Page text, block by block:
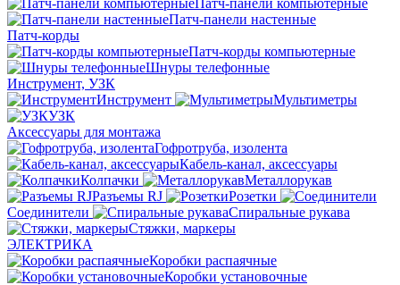
Патч-панели настенные
Патч-корды
Патч-корды компьютерные
Шнуры телефонные
Инструмент, УЗК
Инструмент
Мультиметры
УЗК
Аксессуары для монтажа
Гофротруба, изолента
Кабель-канал, аксессуары
Колпачки
Металлорукав
Разъемы RJ
Розетки
Соединители
Спиральные рукава
Стяжки, маркеры
ЭЛЕКТРИКА
Коробки распаячные
Коробки установочные